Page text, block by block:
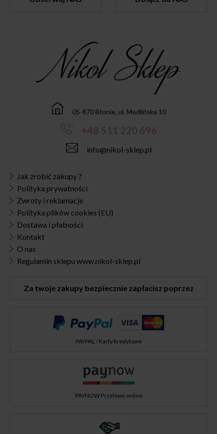
05-870 Błonie, ul. Modlińska 10
+48 511 220 696
info@nikol-sklep.pl
Jak zrobić zakupy ?
Polityka prywatności
Zwroty i reklamacje
Polityka plików cookies (EU)
Dostawa i płatności
Kontakt
O nas
Regulamin sklepu www.nikol-sklep.pl
Za twoje zakupy bezpiecznie zapłacisz poprzez
PAYPAL / Karty kredytowe
PAYNOW Przelewy online